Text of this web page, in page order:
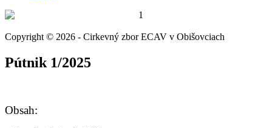
Copyright © 2026 - Cirkevný zbor ECAV v Obišovciach
Pútnik 1/2025
Obsah: